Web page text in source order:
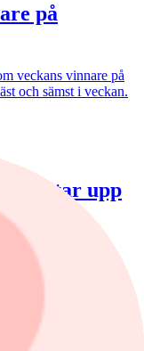
på
veckans vinnare på
och sämst i veckan.
retar upp
De senaste
valutamarknaden till